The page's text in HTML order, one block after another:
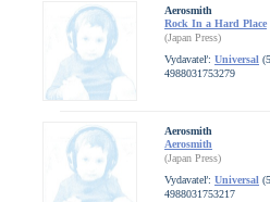
Aerosmith
Rock In a Hard Place
(Japan Press)
Vydavateľ: Universal
4988031753279
Aerosmith
Aerosmith
(Japan Press)
Vydavateľ: Universal
4988031753217